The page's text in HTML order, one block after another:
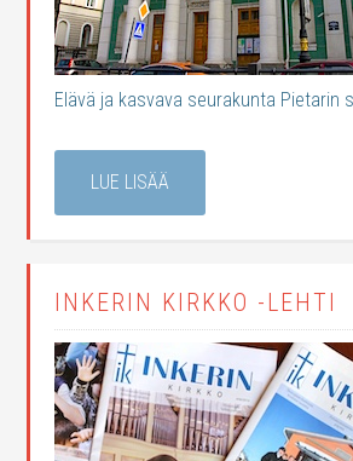
Elävä ja kasvava seurakunta Pietarin
LUE LISÄÄ
INKERIN KIRKKO -LEHTI